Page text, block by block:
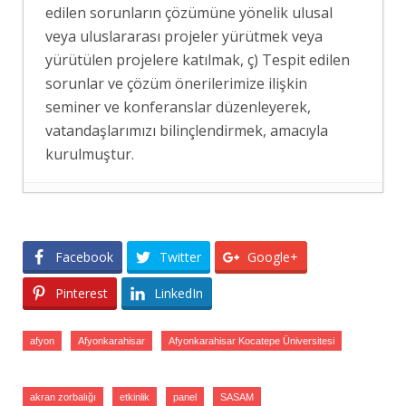
edilen sorunların çözümüne yönelik ulusal
veya uluslararası projeler yürütmek veya
yürütülen projelere katılmak, ç) Tespit edilen
sorunlar ve çözüm önerilerimize ilişkin
seminer ve konferanslar düzenleyerek,
vatandaşlarımızı bilinçlendirmek, amacıyla
kurulmuştur.
HAREKETLİLİĞİ GERÇEKLEŞTİRİLDİ
Ağustos 2026
SASAM’DAN GÖÇ İDARESİ BAŞKAN
YARDIMCISINA ZİYARET- 7 Ağustos 2026
SASAM’DAN ER GAZİLER VE ŞEHİT
Ağustos 2026
Facebook Twitter Google+
Pinterest LinkedIn
afyon Afyonkarahisar Afyonkarahisar Kocatepe Üniversitesi
akran zorbalığı etkinlik panel SASAM